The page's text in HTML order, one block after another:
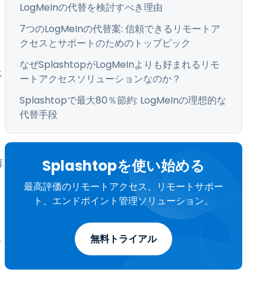
界について詳しく
LogMeInの代替を検討すべき理由
7つのLogMeInの代替案: 信頼できるリモートア
クセスとサポートのためのトップピック
なぜSplashtopがLogMeInよりも好まれるリモ
ートアクセスソリューションなのか？
Splashtopで最大80％節約: LogMeInの理想的な
代替手段
Splashtopを使い始める
最高評価のリモートアクセス、リモートサポー
ト、エンドポイント管理ソリューション。
無料トライアル